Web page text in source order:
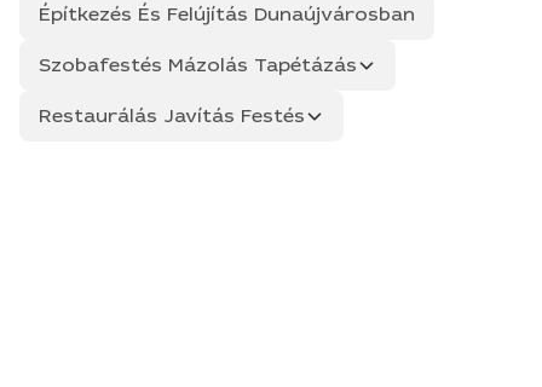
Építkezés És Felújítás Dunaújvárosban
Szobafestés Mázolás Tapétázás
Restaurálás Javítás Festés